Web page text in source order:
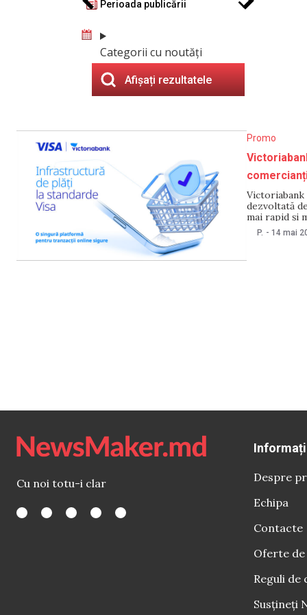
Perioada publicării
Categorii cu noutăți
Afișați rezultatele
Promo
Victoriabank
dezvoltată
mai rapid și
respinse.
tot mai mari
P. - 14 mai
Cu noi totu-i clar
Despre
Echipa
Contacte
Oferte
Reguli de
Susțineți